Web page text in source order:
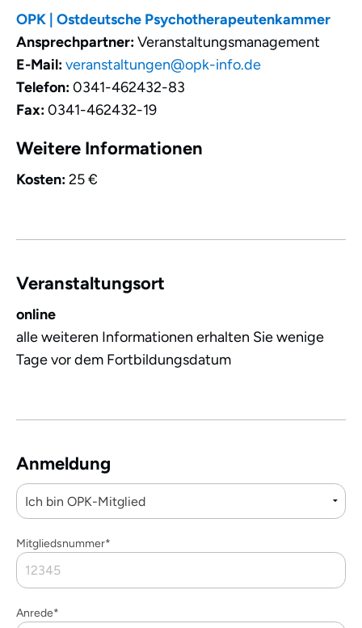
OPK | Ostdeutsche Psychotherapeutenkammer
Ansprechpartner:Veranstaltungsmanagement
E-Mail:veranstaltungen@opk-info.de
Telefon:0341-462432-83
Fax:0341-462432-19
Weitere Informationen
Kosten:25 €
Veranstaltungsort
online
alle weiteren Informationen erhalten Sie wenige
Tage vor dem Fortbildungsdatum
Anmeldung
Mitgliedsnummer*
Anrede*